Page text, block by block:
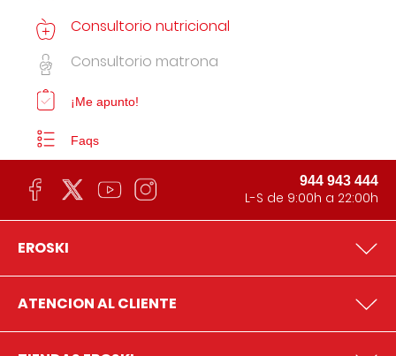
Consultorio nutricional
Consultorio matrona
¡Me apunto!
Faqs
944 943 444
L-S de 9:00h a 22:00h
EROSKI
ATENCION AL CLIENTE